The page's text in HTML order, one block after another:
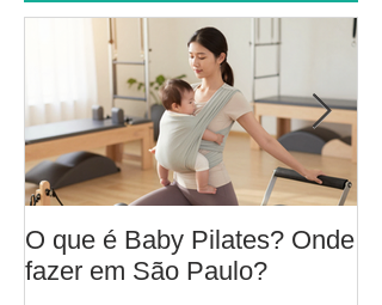
O que é Baby Pilates? Onde
fazer em São Paulo?